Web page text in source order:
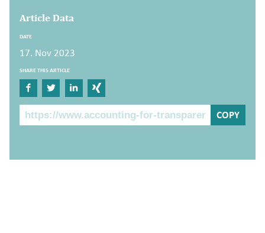
Article Data
DATE
17. Nov 2023
SHARE THIS ARTICLE
Share on Facebook
Share on Twitter
Share on Linkedin
Share on Xing
The Post Link
COPY